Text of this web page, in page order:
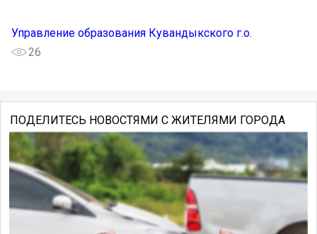
Управление образования Кувандыкского г.о.
26
ПОДЕЛИТЕСЬ НОВОСТЯМИ С ЖИТЕЛЯМИ ГОРОДА